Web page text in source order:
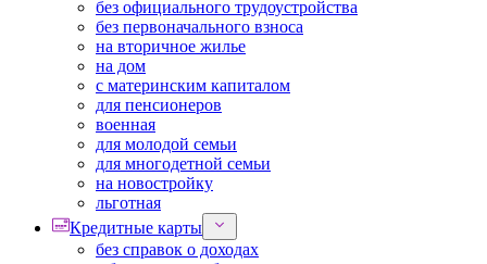
без официального трудоустройства
без первоначального взноса
на вторичное жилье
на дом
с материнским капиталом
для пенсионеров
военная
для молодой семьи
для многодетной семьи
на новостройку
льготная
Кредитные карты
без справок о доходах